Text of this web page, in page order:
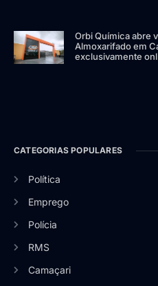
Orbi Química abre
Almoxarifado em
exclusivamente
CATEGORIAS POPULARES
Política
Emprego
Polícia
RMS
Camaçari